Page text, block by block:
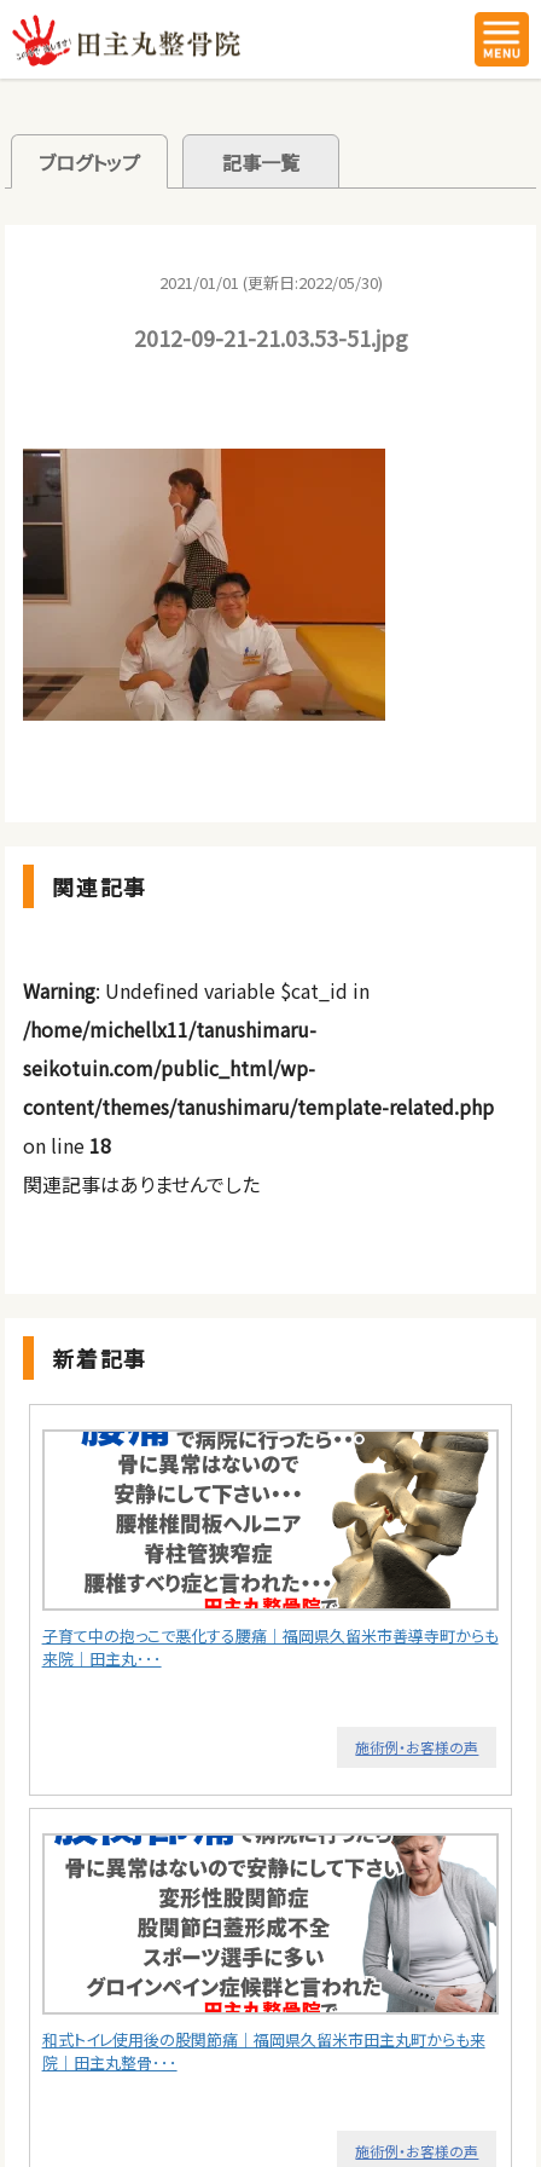
ブログトップ 記事一覧
2021/01/01 (更新日:2022/05/30)
2012-09-21-21.03.53-51.jpg
関連記事
Warning: Undefined variable $cat_id in
/home/michellx11/tanushimaru-
seikotuin.com/public_html/wp-
content/themes/tanushimaru/template-related.php
on line 18
関連記事はありませんでした
新着記事
子育て中の抱っこで悪化する腰痛｜福岡県久留米市善導寺町からも
来院｜田主丸･･･
施術例・お客様の声
和式トイレ使用後の股関節痛｜福岡県久留米市田主丸町からも来
院｜田主丸整骨･･･
施術例・お客様の声